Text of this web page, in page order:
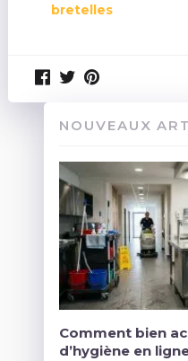
bretelles
NOUVEAUX
Comment bien
d’hygiène en